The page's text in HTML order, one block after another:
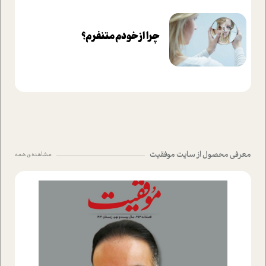
چرا از خودم متنفرم؟
معرفی محصول از سایت موفقیت مشاهده ی همه